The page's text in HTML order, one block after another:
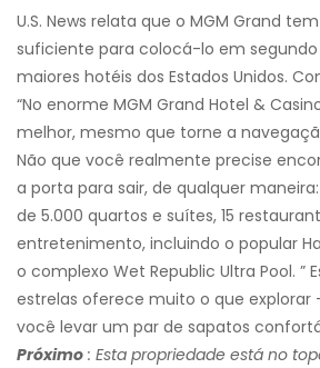
U.S. News relata que o MGM Grand tem
suficiente para colocá-lo em segundo
maiores hotéis dos Estados Unidos.
“No enorme MGM Grand Hotel &
melhor, mesmo que torne a
Não que você realmente precise
a porta para sair, de qualquer
de 5.000 quartos e suítes, 15
entretenimento, incluindo o popular
o complexo Wet Republic Ultra Pool. ”
estrelas oferece muito o que explorar
você levar um par de sapatos
Próximo : Esta propriedade está no